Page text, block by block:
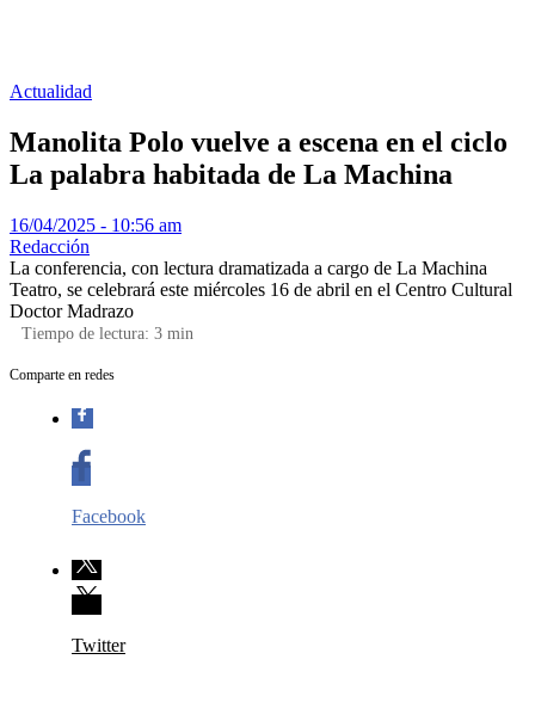
Actualidad
Manolita Polo vuelve a escena en el ciclo
La palabra habitada de La Machina
16/04/2025 - 10:56 am
Redacción
La conferencia, con lectura dramatizada a cargo de La Machina
Teatro, se celebrará este miércoles 16 de abril en el Centro Cultural
Doctor Madrazo
Tiempo de lectura: 3 min
Comparte en redes
Facebook
Twitter